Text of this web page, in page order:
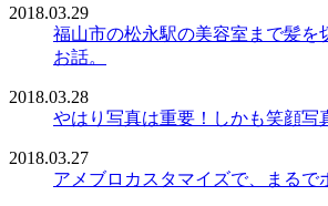
2018.03.29
福山市の松永駅の美容室まで髪を
お話。
2018.03.28
やはり写真は重要！しかも笑顔写
2018.03.27
アメブロカスタマイズで、まるで